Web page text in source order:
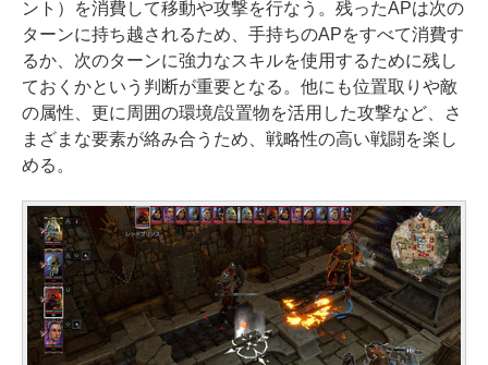
ント）を消費して移動や攻撃を行なう。残ったAPは次の
ターンに持ち越されるため、手持ちのAPをすべて消費す
るか、次のターンに強力なスキルを使用するために残し
ておくかという判断が重要となる。他にも位置取りや敵
の属性、更に周囲の環境/設置物を活用した攻撃など、さ
まざまな要素が絡み合うため、戦略性の高い戦闘を楽し
める。